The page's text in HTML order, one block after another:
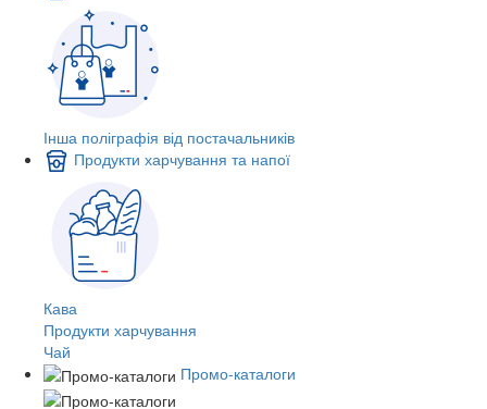
Інша поліграфія від постачальників
Продукти харчування та напої
Кава
Продукти харчування
Чай
Промо-каталоги